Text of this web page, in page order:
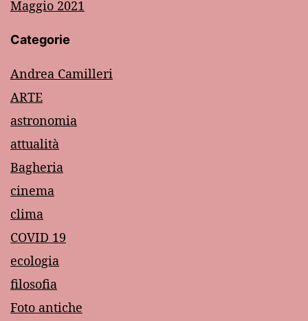
Maggio 2021
Categorie
Andrea Camilleri
ARTE
astronomia
attualità
Bagheria
cinema
clima
COVID 19
ecologia
filosofia
Foto antiche